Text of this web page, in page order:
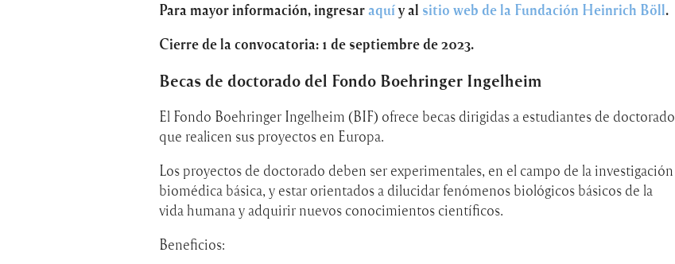
Para mayor información, ingresaraquíy al sitio web de la Fundación Heinrich Böll.
Cierre de la convocatoria: 1 de septiembre de 2023.
Becas de doctorado del Fondo Boehringer Ingelheim
El Fondo Boehringer Ingelheim (BIF) ofrece becas dirigidas a estudiantes de doctorado
que realicen sus proyectos en Europa.
Los proyectos de doctorado deben ser experimentales, en el campo de la investigación
biomédica básica, y estar orientados a dilucidar fenómenos biológicos básicos de la
vida humana y adquirir nuevos conocimientos científicos.
Beneficios: